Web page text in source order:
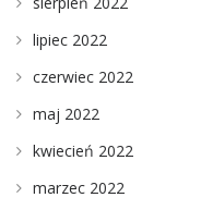
lipiec 2022
czerwiec 2022
maj 2022
kwiecień 2022
marzec 2022